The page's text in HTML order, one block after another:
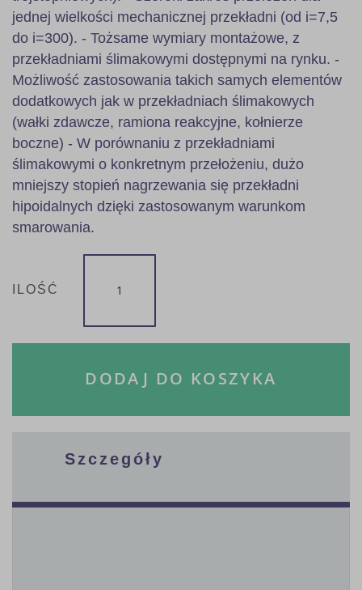
jednej wielkości mechanicznej przekładni (od i=7,5
do i=300). - Tożsame wymiary montażowe, z
przekładniami ślimakowymi dostępnymi na rynku. -
Możliwość zastosowania takich samych elementów
dodatkowych jak w przekładniach ślimakowych
(wałki zdawcze, ramiona reakcyjne, kołnierze
boczne) - W porównaniu z przekładniami
ślimakowymi o konkretnym przełożeniu, dużo
mniejszy stopień nagrzewania się przekładni
hipoidalnych dzięki zastosowanym warunkom
smarowania.
ILOŚĆ
DODAJ DO KOSZYKA
Szczegóły